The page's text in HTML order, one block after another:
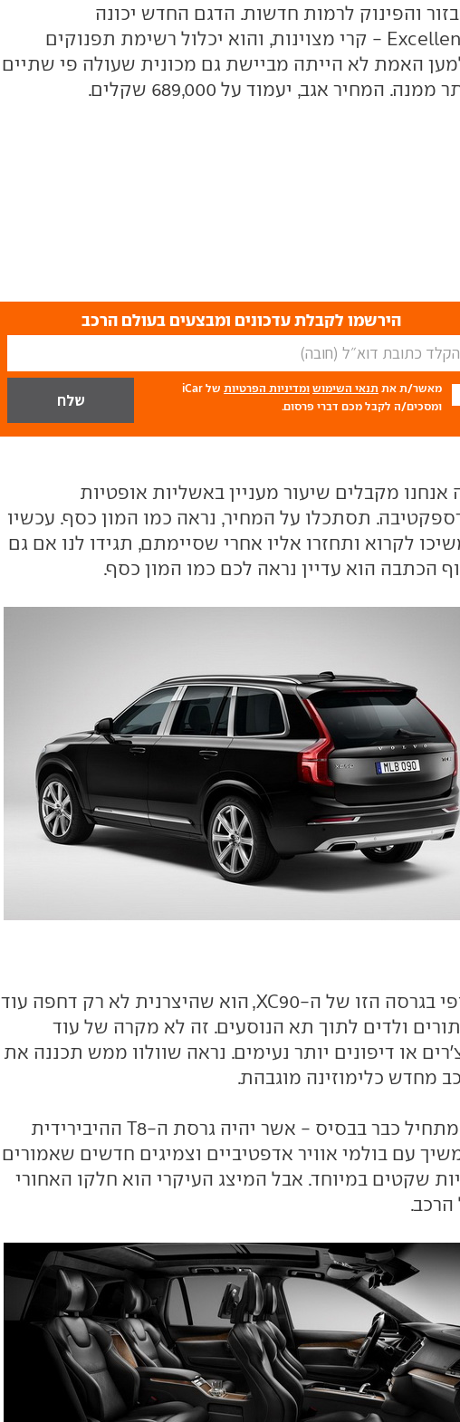
והפינוק לרמות חדשות. הדגם החדש יכונה
Excellence - קרי מצוינות, והוא יכלול רשימת תפנוקים
האמת לא הייתה מביישת גם מכונית שעולה פי שתיים
ממנה. המחיר אגב, יעמוד על 689,000 שקלים.
הירשמו לקבלת עדכונים ומבצעים בעולם הרכב
מאשר/ת את תנאי השימוש ומדיניות הפרטיות
של iCar
ומסכים/ה לקבל מכם דברי פרסום.
אנחנו מקבלים שיעור מעניין באשליות אופטיות
תסתכלו על המחיר, נראה כמו המון כסף. עכשיו
לקרוא ותחזרו אליו אחרי שסיימתם, תגידו לנו אם גם
הכתבה הוא עדיין נראה לכם כמו המון כסף.
היופי בגרסה הזו של ה-XC90, הוא שהיצרנית לא רק דחפה עוד
ולדים לתוך תא הנוסעים. זה לא מקרה של עוד
או דיפונים יותר נעימים. נראה שוולוו ממש תכננה את
מחדש כלימוזינה מוגבהת.
זה מתחיל כבר בבסיס - אשר יהיה גרסת ה-T8 ההיבירידית
עם בולמי אוויר אדפטיביים וצמיגים חדשים שאמורים
שקטים במיוחד. אבל המיצג העיקרי הוא חלקו האחורי